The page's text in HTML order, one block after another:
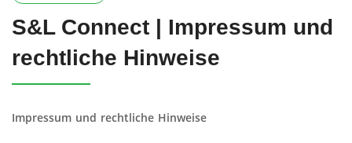
S&L Connect | Impressum und
rechtliche Hinweise
Impressum und rechtliche Hinweise